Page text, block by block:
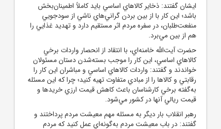
ايشان گفتند: ذخاير کالاهاي اساسي بايد کاملاً اطمينان‌بخش
باشد؛ اين کار با از بين بردن گراني‌هاي ناشي از سودجويي
منفعت‌طلبان، در سفره مردم اثر مستقيم دارد و تهديد غذايي را
هم از بين مي‌برد.
حضرت آيت‌الله خامنه‌اي، با انتقاد از انحصار واردات برخي
کالاهاي اساسي، اين کار را موجب بسته‌شدن دستان مسئولان
خواندند و گفتند: واردات کالاهاي اساسي و مباشران اين کار را
رقابتي و کالاها را از مبادي متفاوت تهيه کنيد؛ چرا که اين مسئله
به‌گفته برخي کارشناسان باعث کاهش قيمت ارزي خريدها و
قيمت ريالي آنها در کشور مي‌شود.
رهبر انقلاب بار ديگر به مسئله مهم معيشت مردم پرداختند و
گفتند: در باب معيشت مردم به‌گونه‌اي عمل کنيد که مردم